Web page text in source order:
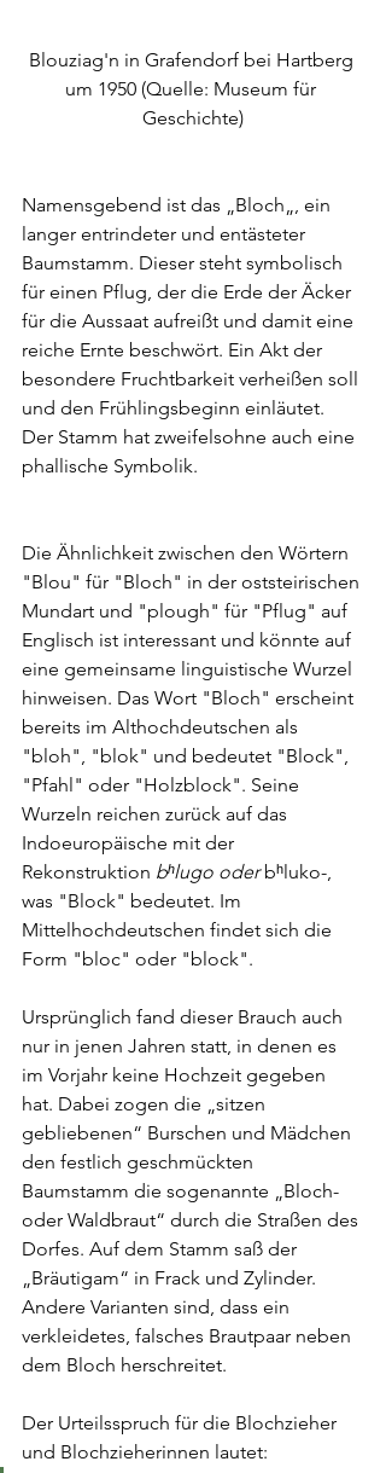
Blouziag'n in Grafendorf bei Hartberg
um 1950 (Quelle: Museum für
Geschichte)
Namensgebend ist das „Bloch„, ein
langer entrindeter und entästeter
Baumstamm. Dieser steht symbolisch
für einen Pflug, der die Erde der Äcker
für die Aussaat aufreißt und damit eine
reiche Ernte beschwört. Ein Akt der
besondere Fruchtbarkeit verheißen soll
und den Frühlingsbeginn einläutet.
Der Stamm hat zweifelsohne auch eine
phallische Symbolik.
Die Ähnlichkeit zwischen den Wörtern
"Blou" für "Bloch" in der oststeirischen
Mundart und "plough" für "Pflug" auf
Englisch ist interessant und könnte auf
eine gemeinsame linguistische Wurzel
hinweisen. Das Wort "Bloch" erscheint
bereits im Althochdeutschen als
"bloh", "blok" und bedeutet "Block",
"Pfahl" oder "Holzblock". Seine
Wurzeln reichen zurück auf das
Indoeuropäische mit der
Rekonstruktion bʰlugo oder bʰluko-,
was "Block" bedeutet. Im
Mittelhochdeutschen findet sich die
Form "bloc" oder "block".
Ursprünglich fand dieser Brauch auch
nur in jenen Jahren statt, in denen es
im Vorjahr keine Hochzeit gegeben
hat. Dabei zogen die „sitzen
gebliebenen“ Burschen und Mädchen
den festlich geschmückten
Baumstamm die sogenannte „Bloch-
oder Waldbraut“ durch die Straßen des
Dorfes. Auf dem Stamm saß der
„Bräutigam“ in Frack und Zylinder.
Andere Varianten sind, dass ein
verkleidetes, falsches Brautpaar neben
dem Bloch herschreitet.
Der Urteilsspruch für die Blochzieher
und Blochzieherinnen lautet: